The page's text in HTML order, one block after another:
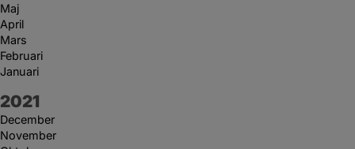
Maj
April
Mars
Februari
Januari
År:
2021
December
November